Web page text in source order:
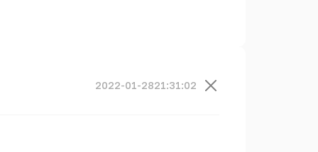
2022-01-2821:31:02